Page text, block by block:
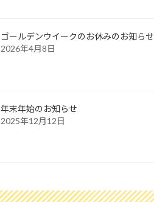
ゴールデンウイークのお休みのお知らせ
2026年4月8日
年末年始のお知らせ
2025年12月12日